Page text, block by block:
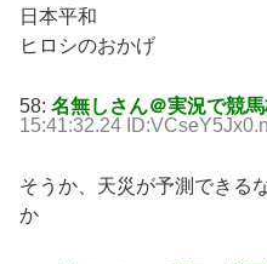
日本平和
ヒロシのおかげ
58: 名無しさん＠実況で競馬
15:41:32.24
そうか、天災が予測できる
か